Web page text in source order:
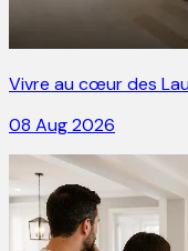
Vivre au cœur des
08 Aug 2026